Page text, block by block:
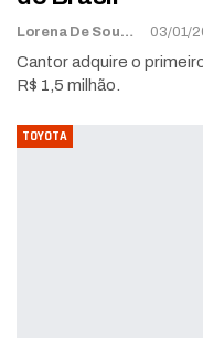
Lorena De Sousa 03/01/
Cantor adquire o
R$ 1,5 milhão.
TOYOTA